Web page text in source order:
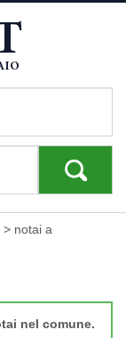
> notai a
nel comune.